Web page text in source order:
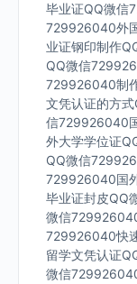
毕业证QQ微信
729926040外
业证钢印制作
QQ微信
729926040制
文凭认证的方
信729926040
外大学学位证
QQ微信
729926040国
毕业证封皮QQ
微信
729926040快
留学文凭认证
微信